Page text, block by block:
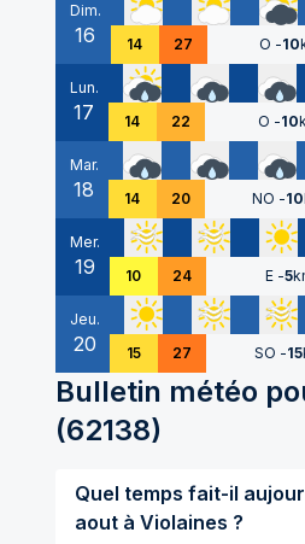
Dim.
16 14 27 O -10
Lun.
17 14 22 O -10
Mar.
18 14 20 NO -10
Mer.
19 10 24 E -5
Jeu.
20 15 27 SO -15
Bulletin météo
(62138)
Quel temps fait-il
aout à Violaines ?